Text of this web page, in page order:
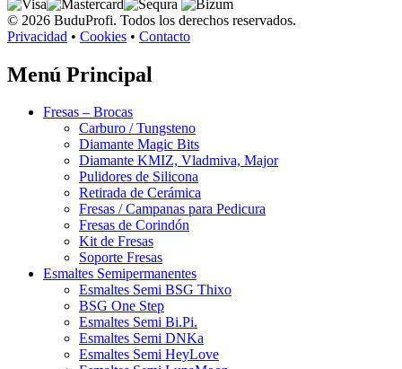
© 2026 BuduProfi. Todos los derechos reservados.
Privacidad • Cookies • Contacto
Menú Principal
Fresas – Brocas
Carburo / Tungsteno
Diamante Magic Bits
Diamante KMIZ, Vladmiva, Major
Pulidores de Silicona
Retirada de Cerámica
Fresas / Campanas para Pedicura
Fresas de Corindón
Kit de Fresas
Soporte Fresas
Esmaltes Semipermanentes
Esmaltes Semi BSG Thixo
BSG One Step
Esmaltes Semi Bi.Pi.
Esmaltes Semi DNKa
Esmaltes Semi HeyLove